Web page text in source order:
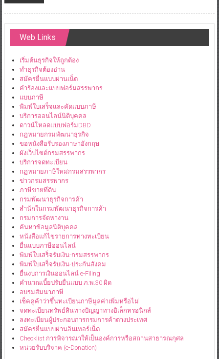
Web Links
เริ่มต้นธุรกิจให้ถูกต้อง
ทำธุรกิจต้องอ่าน
สมัครยื่นแบบผ่านเน็ต
คำร้องและแบบฟอร์มสรรพากร
แบบภาษี
พิมพ์ใบเสร็จและคัดแบบภาษี
บริการออนไลน์นิติบุคคล
ดาวน์โหลดแบบฟอร์มDBD
กฎหมายกรมพัฒนาธุรกิจ
ขอหนังสือรับรองภาษาอังกฤษ
ผังเว็บไซต์กรมสรรพากร
บริการจดทะเบียน
กฏหมายภาษีใหม่กรมสรรพากร
ข่าวกรมสรรพากร
ภาษีขายที่ดิน
กรมพัฒนาธุรกิจการค้า
สำนักในกรมพัฒนาธุรกิจการค้า
กรมการจัดหางาน
ค้นหาข้อมูลนิติบุคคล
หนังสือแก้ไขรายการทางทะเบียน
ยื่นแบบภาษีออนไลน์
พิมพ์ใบเสร็จรับเงิน-กรมสรรพากร
พิมพ์ใบเสร็จรับเงิน-ประกันสังคม
ยื่นงบการเงินออนไลน์ e-Filing
คำนวณเบี้ยปรับยื่นแบบ ภ.พ.30 ผิด
อบรมสัมนาภาษี
เช็คคู่ค้าว่าขึ้นทะเบียนภาษีมูลค่าเพิ่มหรือไม่
จดทะเบียนทรัพย์สินทางปัญญาทางอิเล็กทรอนิกส์
ลงทะเบียนผู้ประกอบการกรมการค้าต่างประเทศ
สมัครยื่นแบบผ่านอินเทอร์เน็ต
Checklist การพิจารณาให้เป็นองค์การหรือสถานสาธารณกุศล
หน่วยรับบริจาค (e-Donation)